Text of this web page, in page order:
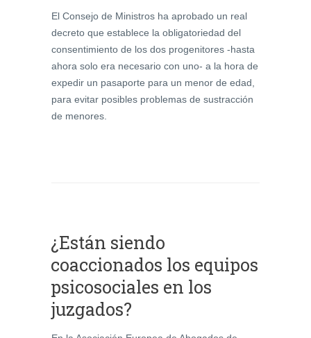
El Consejo de Ministros ha aprobado un real
decreto que establece la obligatoriedad del
consentimiento de los dos progenitores -hasta
ahora solo era necesario con uno- a la hora de
expedir un pasaporte para un menor de edad,
para evitar posibles problemas de sustracción
de menores.
¿Están siendo
coaccionados los equipos
psicosociales en los
juzgados?